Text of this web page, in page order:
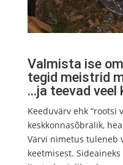
Valmista ise
tegid meistrid
…ja teevad veel
Keeduvärv ehk “rootsi
keskkonnasõbralik,
Värvi nimetus tuleneb
keetmisest.